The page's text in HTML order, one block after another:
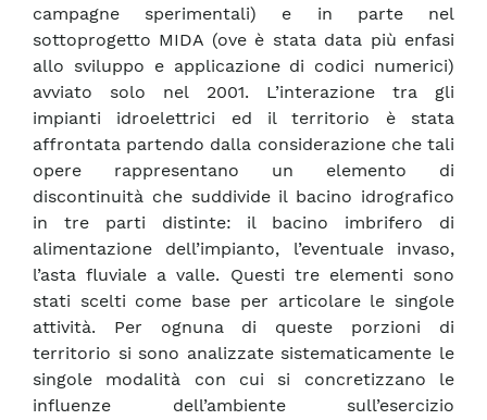
campagne sperimentali) e in parte nel
sottoprogetto MIDA (ove è stata data più enfasi
allo sviluppo e applicazione di codici numerici)
avviato solo nel 2001. L’interazione tra gli
impianti idroelettrici ed il territorio è stata
affrontata partendo dalla considerazione che tali
opere rappresentano un elemento di
discontinuità che suddivide il bacino idrografico
in tre parti distinte: il bacino imbrifero di
alimentazione dell’impianto, l’eventuale invaso,
l’asta fluviale a valle. Questi tre elementi sono
stati scelti come base per articolare le singole
attività. Per ognuna di queste porzioni di
territorio si sono analizzate sistematicamente le
singole modalità con cui si concretizzano le
influenze dell’ambiente sull’esercizio